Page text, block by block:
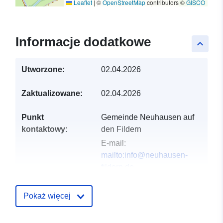
Leaflet | ©OpenStreetMapcontributors ©GISCO
keyboard_arrow_up
Informacje dodatkowe
Utworzone: 02.04.2026
Zaktualizowane: 02.04.2026
Punkt
kontaktowy:
Gemeinde Neuhausen auf
den Fildern
E-mail:
mailto:info@neuhausen-
Pokaż więcej